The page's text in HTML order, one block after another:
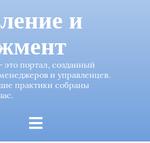
и
портал, созданный
и управленцев.
практики собраны